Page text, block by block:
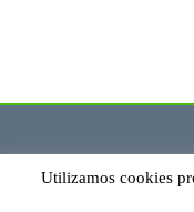
Utilizamos cookies